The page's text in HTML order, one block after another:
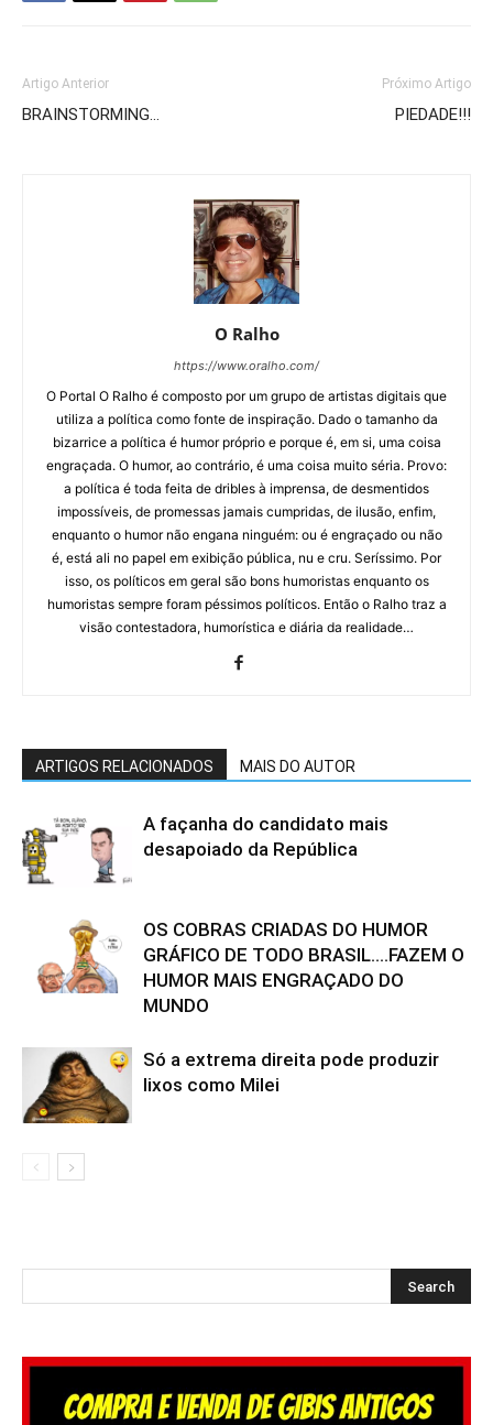
Artigo Anterior
BRAINSTORMING…
Próximo Artigo
PIEDADE!!!
O Ralho
https://www.oralho.com/
O Portal O Ralho é composto por um grupo de artistas digitais que
utiliza a política como fonte de inspiração. Dado o tamanho da
bizarrice a política é humor próprio e porque é, em si, uma coisa
engraçada. O humor, ao contrário, é uma coisa muito séria. Provo:
a política é toda feita de dribles à imprensa, de desmentidos
impossíveis, de promessas jamais cumpridas, de ilusão, enfim,
enquanto o humor não engana ninguém: ou é engraçado ou não
é, está ali no papel em exibição pública, nu e cru. Seríssimo. Por
isso, os políticos em geral são bons humoristas enquanto os
humoristas sempre foram péssimos políticos. Então o Ralho traz a
visão contestadora, humorística e diária da realidade…
ARTIGOS RELACIONADOS MAIS DO AUTOR
A façanha do candidato mais
desapoiado da República
OS COBRAS CRIADAS DO HUMOR
GRÁFICO DE TODO BRASIL….FAZEM O
HUMOR MAIS ENGRAÇADO DO
MUNDO
Só a extrema direita pode produzir
lixos como Milei